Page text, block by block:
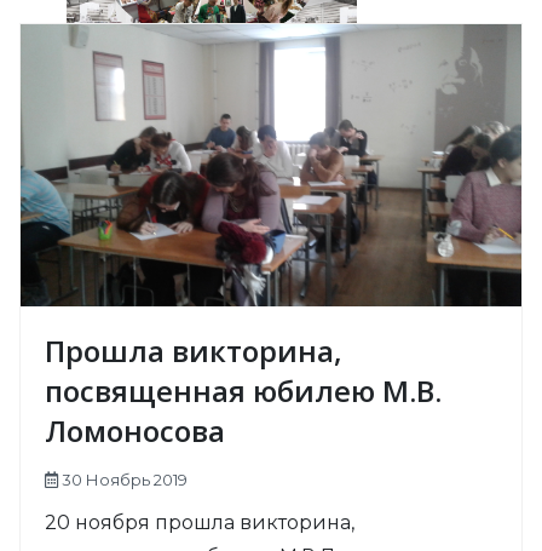
Прошла викторина,
посвященная юбилею М.В.
Ломоносова
30 Ноябрь 2019
20 ноября прошла викторина,